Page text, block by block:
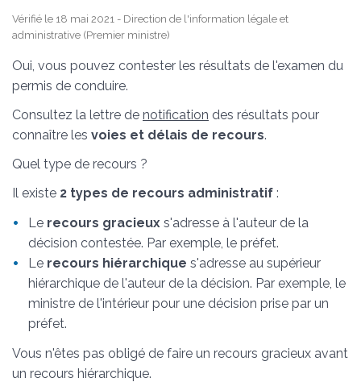
Vérifié le 18 mai 2021 - Direction de l'information légale et
administrative (Premier ministre)
Oui, vous pouvez contester les résultats de l'examen du
permis de conduire.
Consultez la lettre de notification des résultats pour
connaître les voies et délais de recours.
Quel type de recours ?
Il existe 2 types de recours administratif :
Le recours gracieux s'adresse à l'auteur de la
décision contestée. Par exemple, le préfet.
Le recours hiérarchique s'adresse au supérieur
hiérarchique de l'auteur de la décision. Par exemple, le
ministre de l'intérieur pour une décision prise par un
préfet.
Vous n'êtes pas obligé de faire un recours gracieux avant
un recours hiérarchique.